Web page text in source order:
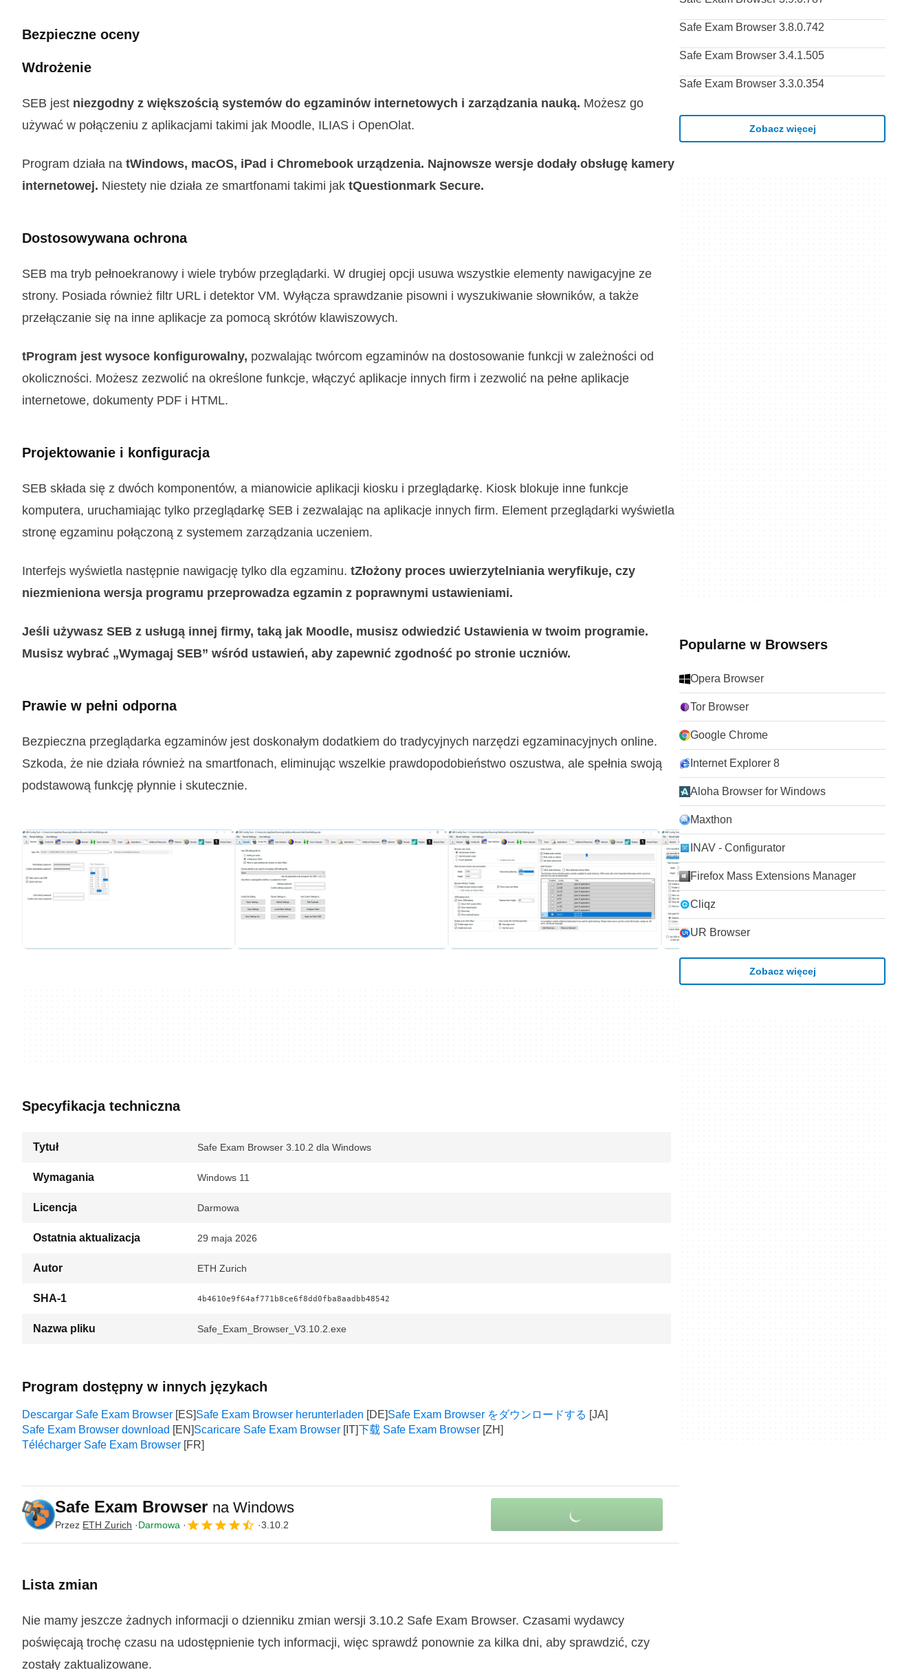
Bezpieczne oceny
Wdrożenie
SEB jest niezgodny z większością systemów do egzaminów internetowych i zarządzania nauką. Możesz go
używać w połączeniu z aplikacjami takimi jak Moodle, ILIAS i OpenOlat.
Program działa na tWindows, macOS, iPad i Chromebook urządzenia. Najnowsze wersje dodały obsługę kamery
internetowej. Niestety nie działa ze smartfonami takimi jak tQuestionmark Secure.
Dostosowywana ochrona
SEB ma tryb pełnoekranowy i wiele trybów przeglądarki. W drugiej opcji usuwa wszystkie elementy nawigacyjne ze
strony. Posiada również filtr URL i detektor VM. Wyłącza sprawdzanie pisowni i wyszukiwanie słowników, a także
przełączanie się na inne aplikacje za pomocą skrótów klawiszowych.
tProgram jest wysoce konfigurowalny, pozwalając twórcom egzaminów na dostosowanie funkcji w zależności od
okoliczności. Możesz zezwolić na określone funkcje, włączyć aplikacje innych firm i zezwolić na pełne aplikacje
internetowe, dokumenty PDF i HTML.
Projektowanie i konfiguracja
SEB składa się z dwóch komponentów, a mianowicie aplikacji kiosku i przeglądarkę. Kiosk blokuje inne funkcje
komputera, uruchamiając tylko przeglądarkę SEB i zezwalając na aplikacje innych firm. Element przeglądarki wyświetla
stronę egzaminu połączoną z systemem zarządzania uczeniem.
Interfejs wyświetla następnie nawigację tylko dla egzaminu. tZłożony proces uwierzytelniania weryfikuje, czy
niezmieniona wersja programu przeprowadza egzamin z poprawnymi ustawieniami.
Jeśli używasz SEB z usługą innej firmy, taką jak Moodle, musisz odwiedzić Ustawienia w twoim programie.
Musisz wybrać „Wymagaj SEB” wśród ustawień, aby zapewnić zgodność po stronie uczniów.
Prawie w pełni odporna
Bezpieczna przeglądarka egzaminów jest doskonałym dodatkiem do tradycyjnych narzędzi egzaminacyjnych online.
Szkoda, że nie działa również na smartfonach, eliminując wszelkie prawdopodobieństwo oszustwa, ale spełnia swoją
podstawową funkcję płynnie i skutecznie.
Specyfikacja techniczna
Tytuł Safe Exam Browser 3.10.2 dla Windows
Wymagania Windows 11
Licencja Darmowa
Ostatnia aktualizacja 29 maja 2026
Autor ETH Zurich
SHA-1 4b4610e9f64af771b8ce6f8dd0fba8aadbb48542
Nazwa pliku Safe_Exam_Browser_V3.10.2.exe
Program dostępny w innych językach
Descargar Safe Exam Browser Safe Exam Browser herunterladen
Safe Exam Browser をダウンロードする
Safe Exam Browser download
Scaricare Safe Exam Browser
下载 Safe Exam Browser
Télécharger Safe Exam Browser
Safe Exam Browser na Windows
Przez ETH Zurich Darmowa 3.10.2
Lista zmian
Nie mamy jeszcze żadnych informacji o dzienniku zmian wersji 3.10.2 Safe Exam Browser. Czasami wydawcy
poświęcają trochę czasu na udostępnienie tych informacji, więc sprawdź ponownie za kilka dni, aby sprawdzić, czy
zostały zaktualizowane.
Safe Exam Browser 3.8.0.742
Safe Exam Browser 3.4.1.505
Safe Exam Browser 3.3.0.354
Zobacz więcej
Popularne w Browsers
Opera Browser
Tor Browser
Google Chrome
Internet Explorer 8
Aloha Browser for Windows
Maxthon
INAV - Configurator
Firefox Mass Extensions Manager
Cliqz
UR Browser
Zobacz więcej